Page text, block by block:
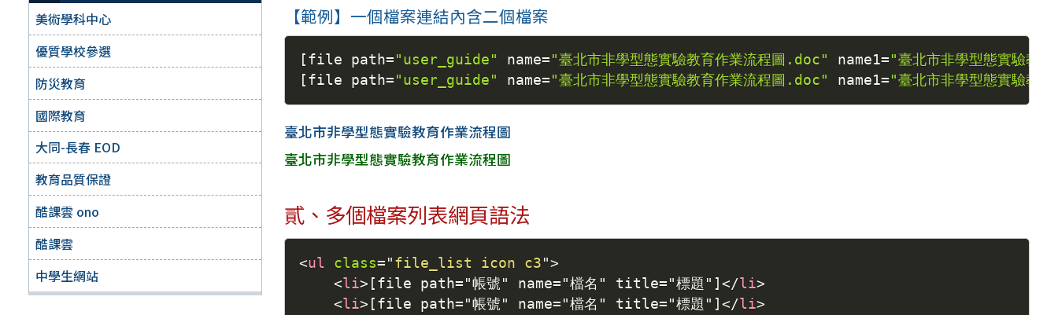
美術學科中心
優質學校參選
防災教育
國際教育
大同-長春 EOD
教育品質保證
酷課雲 ono
酷課雲
中學生網站
【範例】一個檔案連結內含二個檔案
[ file path= "user_guide" name= "臺北市非學型態實驗教育作業流程圖.doc" name1= "臺北市非學型態實驗教
[ file path= "user_guide" name= "臺北市非學型態實驗教育作業流程圖.doc" name1= "臺北市非學型態實驗教
臺北市非學型態實驗教育作業流程圖
臺北市非學型態實驗教育作業流程圖
貳、多個檔案列表網頁語法
<ul class= " file_list icon c3 ">
<li> [file path="帳號" name="檔名" title="標題"] </li>
<li> [file path="帳號" name="檔名" title="標題"] </li>